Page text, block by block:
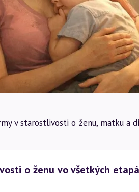
v starostlivosti o ženu, matku a
o ženu vo všetkých